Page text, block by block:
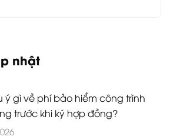
nhật
ý gì về phí bảo hiểm công trình
trước khi ký hợp đồng?